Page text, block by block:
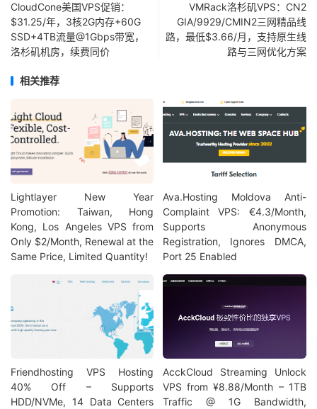
CloudCone美国VPS促销：
$31.25/年，3核2G内存+60G
SSD+4TB流量@1Gbps带宽，
洛杉矶机房，续费同价
VMRack洛杉矶VPS：CN2
GIA/9929/CMIN2三网精品线
路，最低$3.66/月，支持原生线
路与三网优化方案
相关推荐
Lightlayer New Year
Promotion: Taiwan, Hong
Kong, Los Angeles VPS from
Only $2/Month, Renewal at the
Same Price, Limited Quantity!
Ava.Hosting Moldova Anti-
Complaint VPS: €4.3/Month,
Supports Anonymous
Registration, Ignores DMCA,
Port 25 Enabled
Friendhosting VPS Hosting
40% Off – Supports
HDD/NVMe, 14 Data Centers
AcckCloud Streaming Unlock
VPS from ¥8.88/Month – 1TB
Traffic @ 1G Bandwidth,